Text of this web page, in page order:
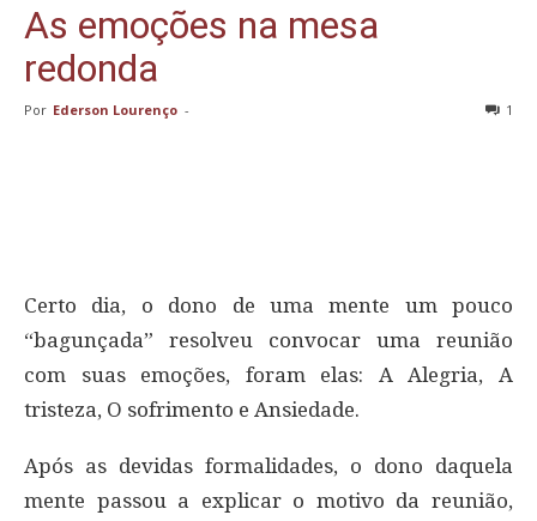
As emoções na mesa
redonda
Por Ederson Lourenço - 1
Certo dia, o dono de uma mente um pouco
“bagunçada” resolveu convocar uma reunião
com suas emoções, foram elas: A Alegria, A
tristeza, O sofrimento e Ansiedade.
Após as devidas formalidades, o dono daquela
mente passou a explicar o motivo da reunião,